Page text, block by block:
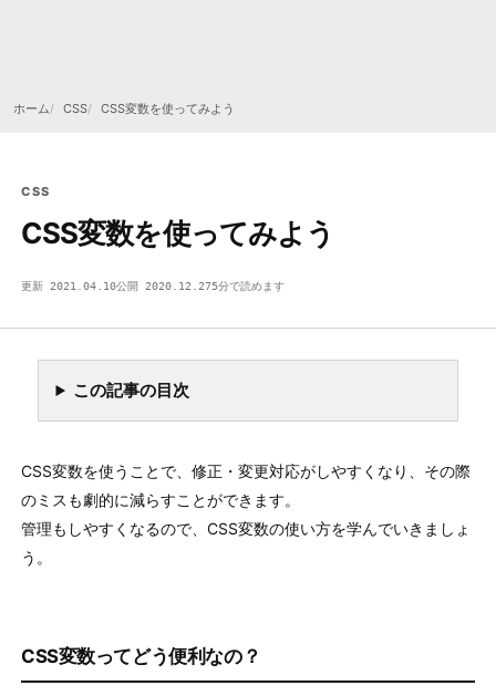
ホーム CSS CSS変数を使ってみよう
CSS
CSS変数を使ってみよう
更新 2021.04.10公開 2020.12.275分で読めます
CSS
この記事の目次
CSS変数を使うことで、修正・変更対応がしやすくなり、その際
のミスも劇的に減らすことができます。
管理もしやすくなるので、CSS変数の使い方を学んでいきましょ
う。
CSS変数ってどう便利なの？